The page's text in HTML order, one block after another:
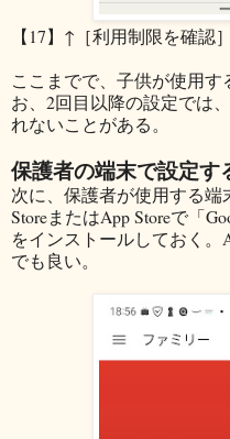
【17】↑［利用制限を確認
ここまでで、子供が使用
お、2回目以降の設定では
れないことがある。
保護者の端末で設定す
次に、保護者が使用する
StoreまたはApp Storeで「
をインストールしておく。
でも良い。